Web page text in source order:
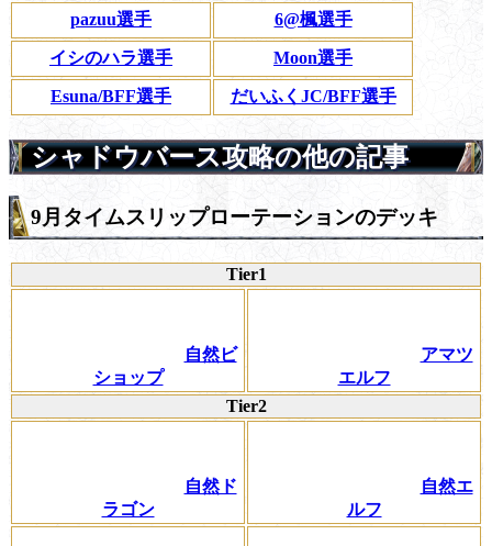
pazuu選手 6@楓選手
イシのハラ選手 Moon選手
Esuna/BFF選手 だいふくJC/BFF選手
シャドウバース攻略の他の記事
9月タイムスリップローテーションのデッキ
Tier1
自然ビ
ショップ
アマツ
エルフ
Tier2
自然ド
ラゴン
自然エ
ルフ